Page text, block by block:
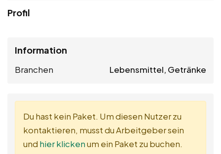
Profil
Information
Branchen Lebensmittel, Getränke
Du hast kein Paket. Um diesen Nutzer zu
kontaktieren, musst du Arbeitgeber sein
und hier klickenum ein Paket zu buchen.